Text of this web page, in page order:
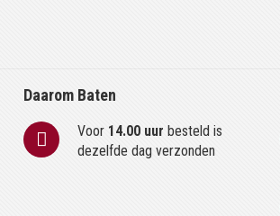
Daarom Baten
Voor 14.00 uur besteld is
dezelfde dag verzonden